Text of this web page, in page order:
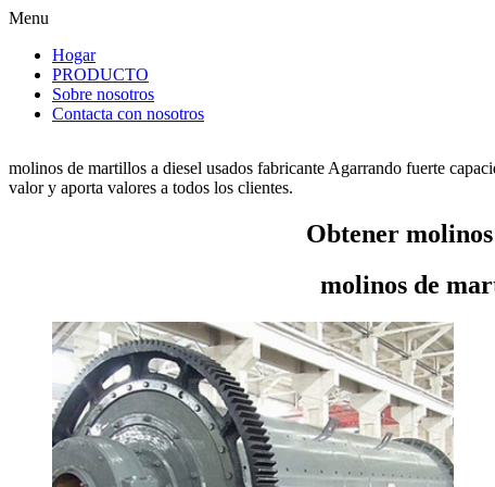
Menu
Hogar
PRODUCTO
Sobre nosotros
Contacta con nosotros
molinos de martillos a diesel usados fabricante Agarrando fuerte
valor y aporta valores a todos los clientes.
Obtener
molinos de